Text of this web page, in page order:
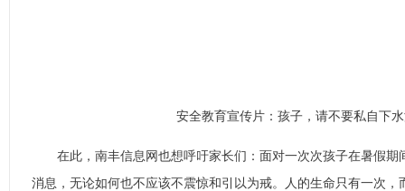
安全教育宣传片：孩子，请不要私自下
在此，南丰信息网也想呼吁家长们：面对一次次孩子在暑假期
消息，无论如何也不应该不震惊和引以为戒。人的生命只有一次，